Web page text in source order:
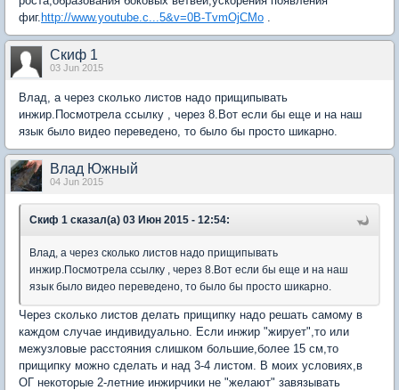
фиг. http://www.youtube.c...5&v=0B-TvmOjCMo .
Скиф 1
03 Jun 2015
Влад, а через сколько листов надо прищипывать
инжир.Посмотрела ссылку , через 8.Вот если бы еще и на наш
язык было видео переведено, то было бы просто шикарно.
Влад Южный
04 Jun 2015
Скиф 1 сказал(а) 03 Июн 2015 - 12:54:
Влад, а через сколько листов надо прищипывать
инжир.Посмотрела ссылку , через 8.Вот если бы еще и на наш
язык было видео переведено, то было бы просто шикарно.
Через сколько листов делать прищипку надо решать самому в
каждом случае индивидуально. Если инжир "жирует",то или
межузловые расстояния слишком большие,более 15 см,то
прищипку можно сделать и над 3-4 листом. В моих условиях,в
ОГ некоторые 2-летние инжирчики не "желают" завязывать